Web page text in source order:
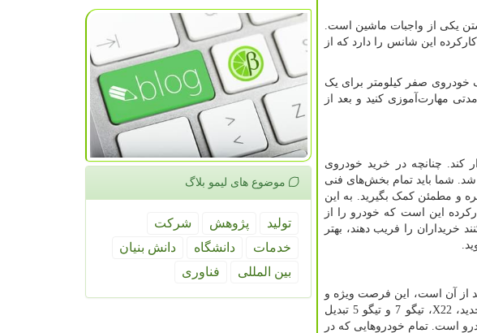
یکی از واجبات ماشین است.
این شانس را دارد که از
خودروی صفر کیلومتر برای یک
مهارت‌آموزی کنید و بعد از
کند. چنانچه در خرید خودروی
شد. شما باید تمام بخش‌های فنی
و مطمئن کمک بگیرید. به این
این است که خودرو را از
خریداران را فریب دهند، بهتر
یکی از خودروهای شرکت مدیران‌خودرو را در اختیار دارید و سال تولید خودروی شما 1390 و بعد از آن است، این فرصت ویژه و
X22، تیگو 7 و تیگو 5تبدیل
است. تمام خودروهایی که در
موضوع های لیمو بلاگ
تولید پژوهش
شركت
خدمات
دانشگاه
دانش بنیان
بین المللی
فناوری